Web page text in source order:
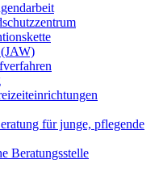
für junge, pflegende
Beratungsstelle